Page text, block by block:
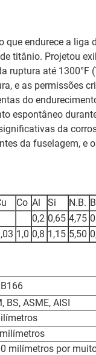
endurece a
titânio. Projetou
ruptura até
e as permissões
do
espontâneo
da
da fuselagem, e
Co Al Si N.B. B
0,2 0,65 4,75 0
1,0 0,8 1,15 5,50
BS, ASME, AISI
milímetros por